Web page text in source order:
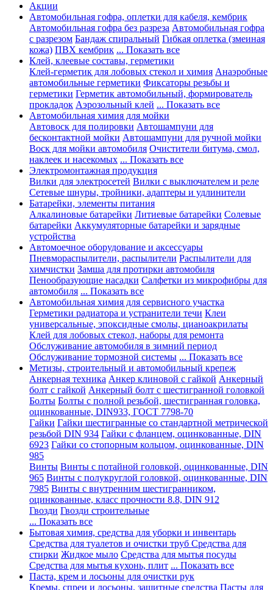
Акции
Автомобильная гофра, оплетки для кабеля, кембрик
Автомобильная гофра без разреза Автомобильная гофра
с разрезом Бандаж спиральный Гибкая оплетка (змеиная
кожа) ПВХ кембрик ... Показать все
Клей, клеевые составы, герметики
Клей-герметик для лобовых стекол и химия Анаэробные
автомобильные герметики Фиксаторы резьбы и
герметики Герметик автомобильный, формирователь
прокладок Аэрозольный клей ... Показать все
Автомобильная химия для мойки
Автовоск для полировки Автошампуни для
бесконтактной мойки Автошампуни для ручной мойки
Воск для мойки автомобиля Очистители битума, смол,
наклеек и насекомых ... Показать все
Электромонтажная продукция
Вилки для электросетей Вилки с выключателем и реле
Сетевые шнуры, тройники, адаптеры и удлинители
Батарейки, элементы питания
Алкалиновые батарейки Литиевые батарейки Солевые
батарейки Аккумуляторные батарейки и зарядные
устройства
Автомоечное оборудование и аксессуары
Пневмораспылители, распылители Распылители для
химчистки Замша для протирки автомобиля
Пенообразующие насадки Салфетки из микрофибры для
автомобиля ... Показать все
Автомобильная химия для сервисного участка
Герметики радиатора и устранители течи Клеи
универсальные, эпоксидные смолы, цианоакрилаты
Клей для лобовых стекол, наборы для ремонта
Обслуживание автомобиля в зимний период
Обслуживание тормозной системы ... Показать все
Метизы, строительный и автомобильный крепеж
Анкерная техника Анкер клиновой с гайкой Анкерный
болт с гайкой Анкерный болт с шестигранной головкой
Болты Болты с полной резьбой, шестигранная головка,
оцинкованные, DIN933, ГОСТ 7798-70
Гайки Гайки шестигранные со стандартной метрической
резьбой DIN 934 Гайки с фланцем, оцинкованные, DIN
6923 Гайки со стопорным кольцом, оцинкованные, DIN
985
Винты Винты с потайной головкой, оцинкованные, DIN
965 Винты с полукруглой головкой, оцинкованные, DIN
7985 Винты с внутренним шестигранником,
оцинкованные, класс прочности 8.8, DIN 912
Гвозди Гвозди строительные
... Показать все
Бытовая химия, средства для уборки и инвентарь
Средства для туалетов и очистки труб Средства для
стирки Жидкое мыло Средства для мытья посуды
Средства для мытья кухонь, плит ... Показать все
Паста, крем и лосьоны для очистки рук
Кремы, спреи и лосьоны, защитные средства Пасты для